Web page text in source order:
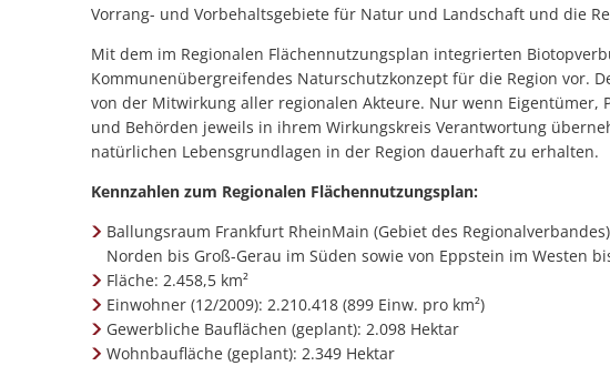
Vorrang- und Vorbehaltsgebiete für Natur und Landschaft und die
Mit dem im Regionalen Flächennutzungsplan integrierten
Kommunenübergreifendes Naturschutzkonzept für die Region vor.
von der Mitwirkung aller regionalen Akteure. Nur wenn Eigentümer,
und Behörden jeweils in ihrem Wirkungskreis Verantwortung
natürlichen Lebensgrundlagen in der Region dauerhaft zu erhalten.
Kennzahlen zum Regionalen Flächennutzungsplan:
Ballungsraum Frankfurt RheinMain (Gebiet des
Norden bis Groß-Gerau im Süden sowie von Eppstein im Westen
Fläche: 2.458,5 km²
Einwohner (12/2009): 2.210.418 (899 Einw. pro km²)
Gewerbliche Bauflächen (geplant): 2.098 Hektar
Wohnbaufläche (geplant): 2.349 Hektar